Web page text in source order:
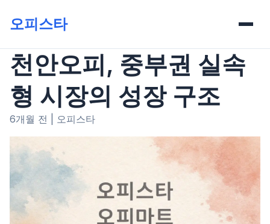
오피스타
천안오피, 중부권 실속
형 시장의 성장 구조
6개월 전 오피스타